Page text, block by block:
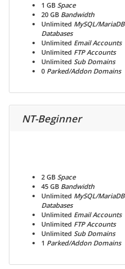
1 GB Space
20 GB Bandwidth
Unlimited MySQL/MariaDB
Databases
Unlimited Email Accounts
Unlimited FTP Accounts
Unlimited Sub Domains
0 Parked/Addon Domains
NT-Beginner
2 GB Space
45 GB Bandwidth
Unlimited MySQL/MariaDB
Databases
Unlimited Email Accounts
Unlimited FTP Accounts
Unlimited Sub Domains
1 Parked/Addon Domains